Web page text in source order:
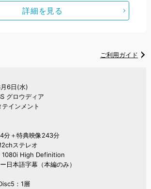
詳細を見る
ご利用ガイド
6日(水)
グロウディア
インメント
分＋特典映像243分
ステレオ
1080i High Definition
日本語字幕（本編のみ）
：1層